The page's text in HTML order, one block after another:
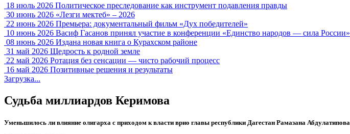
18 июль 2026 Политическое преследование как инструмент подавления правды
30 июнь 2026 «Лезги мектеб» – 2026
22 июнь 2026 Премьера: документальный фильм «Дух победителей»
10 июнь 2026 Васиф Гасанов принял участие в конференции «Единство народов — сила России»
08 июнь 2026 Издана новая книга о Курахском районе
31 май 2026 Щедрость к родной земле
22 май 2026 Ротация без сенсации — чисто рабочий процесс
16 май 2026 Позитивные решения и результаты
Загрузка...
Судьба миллиардов Керимова
Уменьшилось ли влияние олигарха с приходом к власти врио главы республики Дагестан Рамазана Абдулатипова